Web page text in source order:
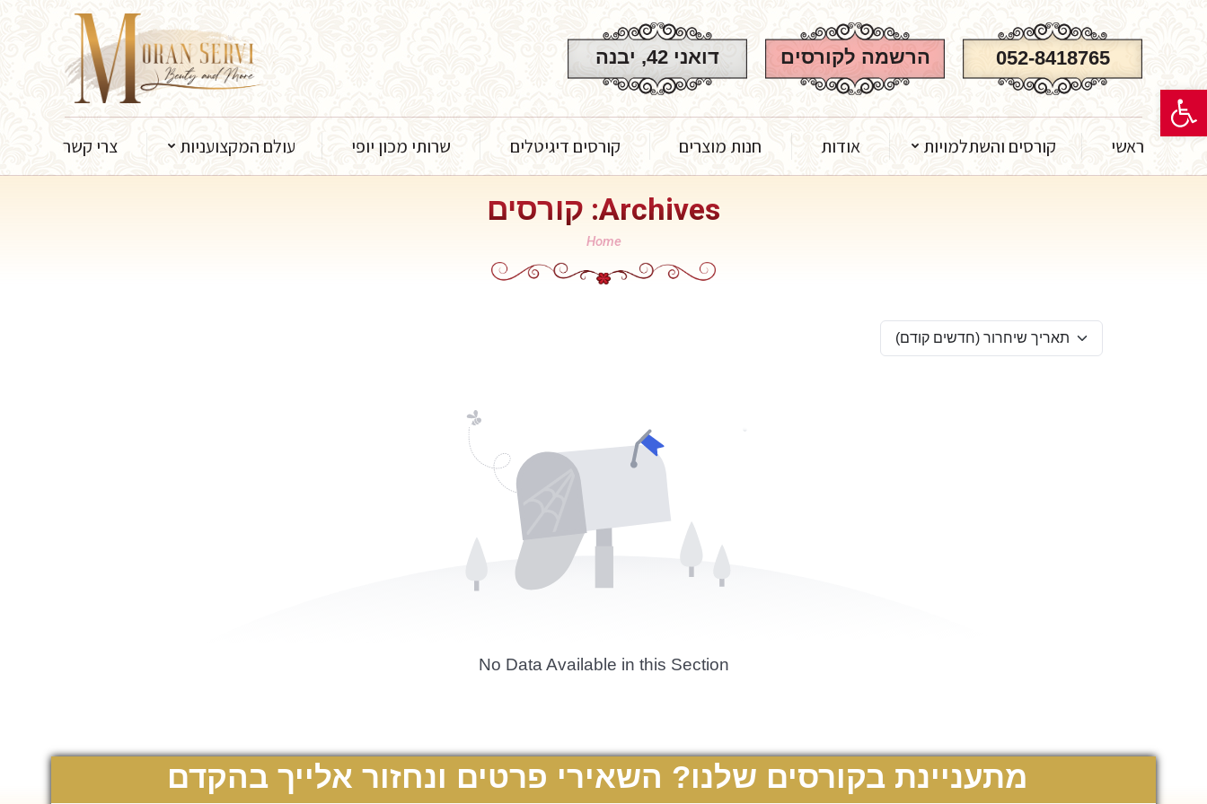
פתח סרגל נגישות
052-8418765 הרשמה לקורסים דואני 42, יבנה
ראשי קורסים והשתלמויות אודות חנות מוצרים קורסים דיגיטלים שרותי מכון יופי עולם המקצועניות צרי קשר
Archives: קורסים
You are here:
Home
תאריך שיחרור (חדשים קודם)
No Data Available in this Section
מתעניינת בקורסים שלנו? השאירי פרטים ונחזור אלייך בהקדם
ראשי קורסים והשתלמויות אודות חנות מוצרים קורסים דיגיטלים שרותי מכון יופי עולם המקצועניות צרי קשר